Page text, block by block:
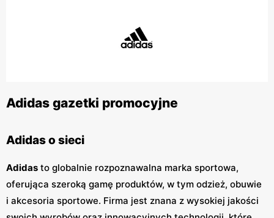
Adidas gazetki promocyjne
Adidas o sieci
Adidas to globalnie rozpoznawalna marka sportowa,
oferująca szeroką gamę produktów, w tym odzież, obuwie
i akcesoria sportowe. Firma jest znana z wysokiej jakości